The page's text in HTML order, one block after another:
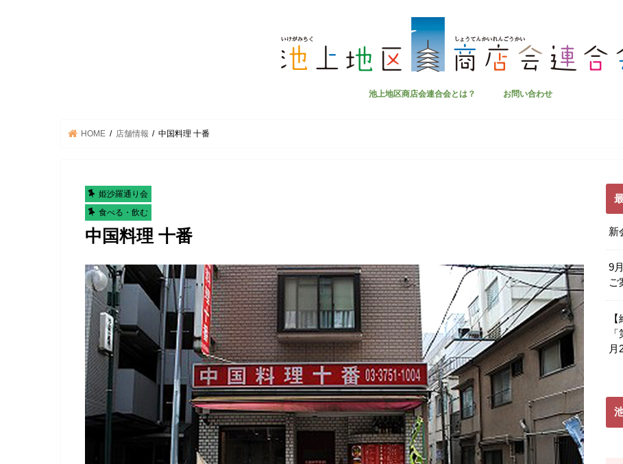
池上地区商店会連合会とは？ お問い合わせ
HOME 店舗情報 中国料理 十番
姫沙羅通り会
食べる・飲む
中国料理 十番 新
9
ご
月